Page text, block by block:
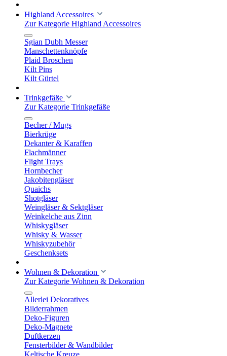
Highland Accessoires
Zur Kategorie Highland Accessoires
Sgian Dubh Messer
Manschettenknöpfe
Plaid Broschen
Kilt Pins
Kilt Gürtel
Trinkgefäße
Zur Kategorie Trinkgefäße
Becher / Mugs
Bierkrüge
Dekanter & Karaffen
Flachmänner
Flight Trays
Hornbecher
Jakobitengläser
Quaichs
Shotgläser
Weingläser & Sektgläser
Weinkelche aus Zinn
Whiskygläser
Whisky & Wasser
Whiskyzubehör
Geschenksets
Wohnen & Dekoration
Zur Kategorie Wohnen & Dekoration
Allerlei Dekoratives
Bilderrahmen
Deko-Figuren
Deko-Magnete
Duftkerzen
Fensterbilder & Wandbilder
Keltische Kreuze